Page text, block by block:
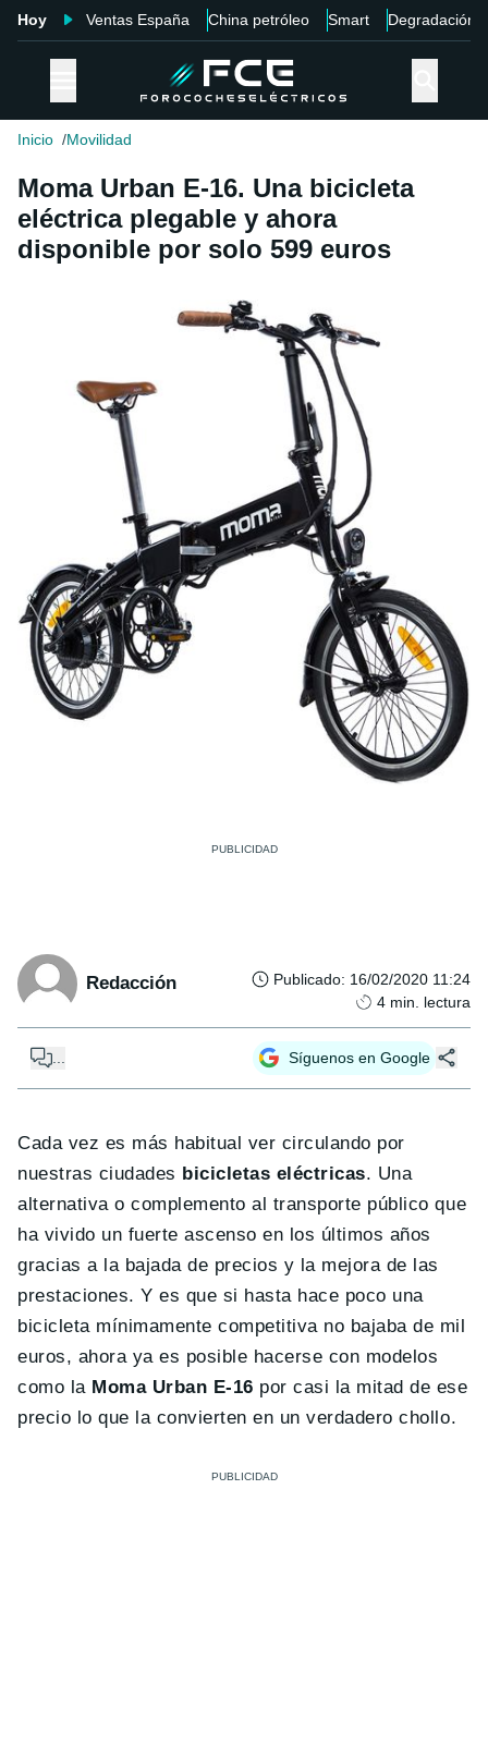
Hoy Ventas España China petróleo Smart Degradación
Inicio Movilidad
Moma Urban E-16. Una bicicleta
eléctrica plegable y ahora
disponible por solo 599 euros
Redacción Publicado: 16/02/2020 11:24
4 min. lectura
Síguenos en Google
Cada vez es más habitual ver circulando por
nuestras ciudades bicicletas eléctricas. Una
alternativa o complemento al transporte público que
ha vivido un fuerte ascenso en los últimos años
gracias a la bajada de precios y la mejora de las
prestaciones. Y es que si hasta hace poco una
bicicleta mínimamente competitiva no bajaba de mil
euros, ahora ya es posible hacerse con modelos
como la Moma Urban E-16 por casi la mitad de ese
precio lo que la convierten en un verdadero chollo.